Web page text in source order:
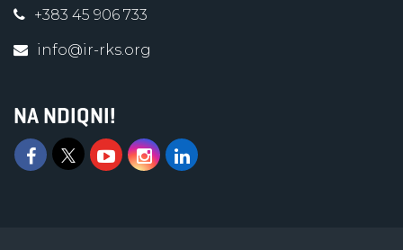
+383 45 906 733
info@ir-rks.org
NA NDIQNI!